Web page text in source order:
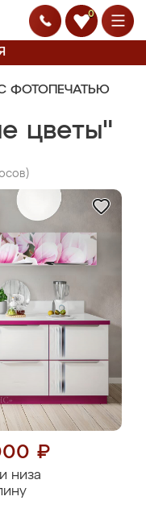
0
ФОТОПЕЧАТЬЮ
цветы"
₽
низа